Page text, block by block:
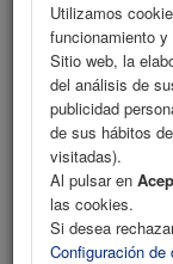
Utilizamos
funcionamiento
Sitio web, la
del análisis de
publicidad
de sus hábitos
visitadas).
Al pulsar en
las cookies.
Si desea
Configuración de
Programa Científico
Programa
Cronograma
Normativa